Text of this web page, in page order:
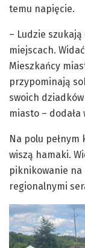
temu napięcie.
– Ludzie
miejscach.
Mieszkańcy
przypominają
swoich
miasto – dodała
Na polu pełnym
wiszą hamaki.
piknikowanie na
regionalnymi